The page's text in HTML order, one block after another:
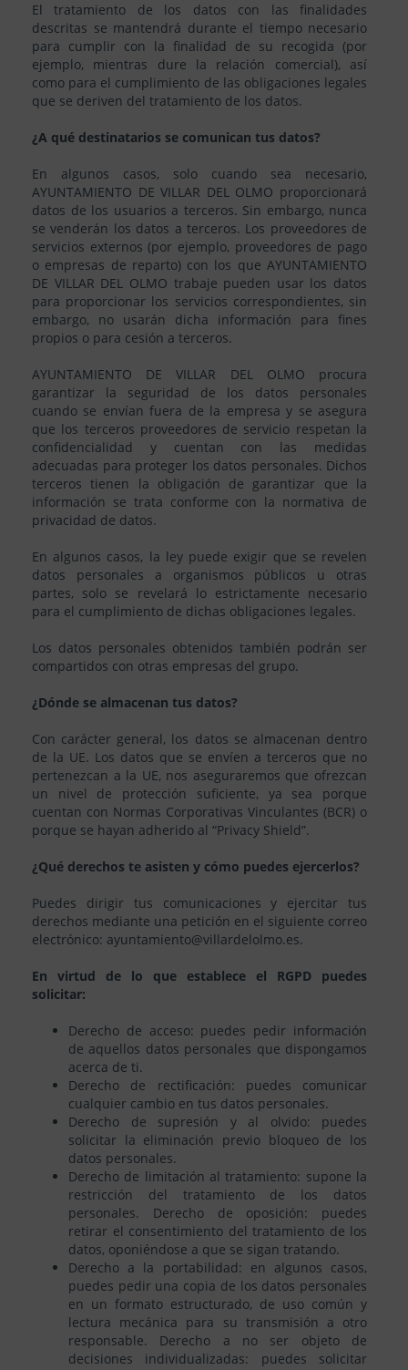
El tratamiento de los datos con las finalidades
descritas se mantendrá durante el tiempo necesario
para cumplir con la finalidad de su recogida (por
ejemplo, mientras dure la relación comercial), así
como para el cumplimiento de las obligaciones legales
que se deriven del tratamiento de los datos.
¿A qué destinatarios se comunican tus datos?
En algunos casos, solo cuando sea necesario,
AYUNTAMIENTO DE VILLAR DEL OLMO proporcionará
datos de los usuarios a terceros. Sin embargo, nunca
se venderán los datos a terceros. Los proveedores de
servicios externos (por ejemplo, proveedores de pago
o empresas de reparto) con los que AYUNTAMIENTO
DE VILLAR DEL OLMO trabaje pueden usar los datos
para proporcionar los servicios correspondientes, sin
embargo, no usarán dicha información para fines
propios o para cesión a terceros.
AYUNTAMIENTO DE VILLAR DEL OLMO procura
garantizar la seguridad de los datos personales
cuando se envían fuera de la empresa y se asegura
que los terceros proveedores de servicio respetan la
confidencialidad y cuentan con las medidas
adecuadas para proteger los datos personales. Dichos
terceros tienen la obligación de garantizar que la
información se trata conforme con la normativa de
privacidad de datos.
En algunos casos, la ley puede exigir que se revelen
datos personales a organismos públicos u otras
partes, solo se revelará lo estrictamente necesario
para el cumplimiento de dichas obligaciones legales.
Los datos personales obtenidos también podrán ser
compartidos con otras empresas del grupo.
¿Dónde se almacenan tus datos?
Con carácter general, los datos se almacenan dentro
de la UE. Los datos que se envíen a terceros que no
pertenezcan a la UE, nos aseguraremos que ofrezcan
un nivel de protección suficiente, ya sea porque
cuentan con Normas Corporativas Vinculantes (BCR) o
porque se hayan adherido al “Privacy Shield”.
¿Qué derechos te asisten y cómo puedes ejercerlos?
Puedes dirigir tus comunicaciones y ejercitar tus
derechos mediante una petición en el siguiente correo
electrónico: ayuntamiento@villardelolmo.es.
En virtud de lo que establece el RGPD puedes
solicitar:
Derecho de acceso: puedes pedir información
de aquellos datos personales que dispongamos
acerca de ti.
Derecho de rectificación: puedes comunicar
cualquier cambio en tus datos personales.
Derecho de supresión y al olvido: puedes
solicitar la eliminación previo bloqueo de los
datos personales.
Derecho de limitación al tratamiento: supone la
restricción del tratamiento de los datos
personales. Derecho de oposición: puedes
retirar el consentimiento del tratamiento de los
datos, oponiéndose a que se sigan tratando.
Derecho a la portabilidad: en algunos casos,
puedes pedir una copia de los datos personales
en un formato estructurado, de uso común y
lectura mecánica para su transmisión a otro
responsable. Derecho a no ser objeto de
decisiones individualizadas: puedes solicitar